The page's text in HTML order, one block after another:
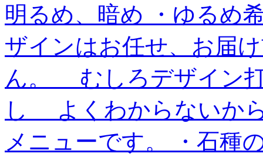
明るめ、暗め ・ゆる
ザインはお任せ、お届
ん。 むしろデザイン
し よくわからないか
メニューです。 ・石種